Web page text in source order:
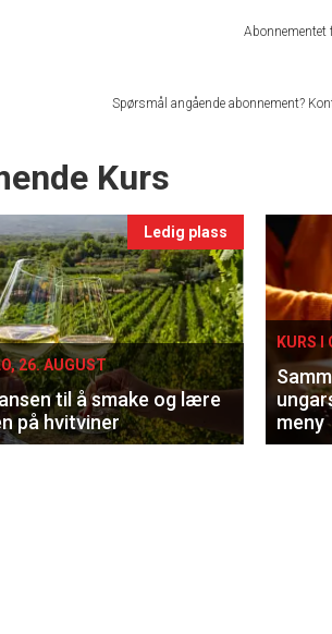
Spørsmål angående abonnement?
Kurs
Ledig plass
26. AUGUST
til å smake og lære
på hvitviner
KURS I
meny